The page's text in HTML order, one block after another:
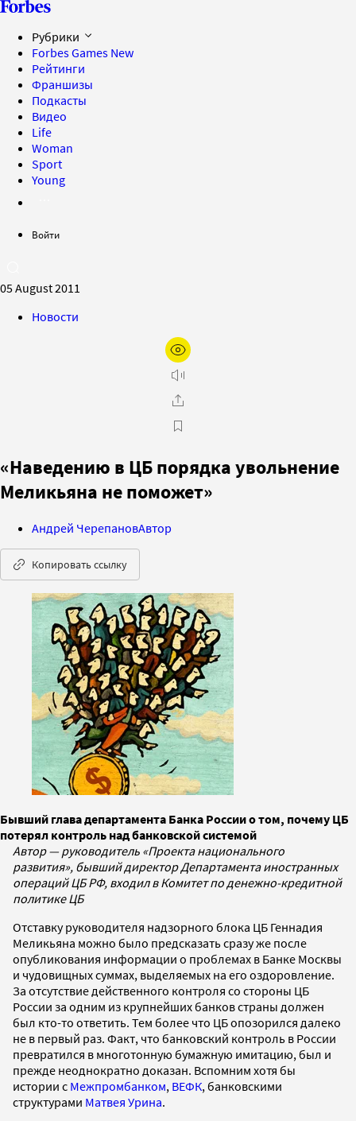
Рубрики
Forbes Games New
Рейтинги
Франшизы
Подкасты
Видео
Life
Woman
Sport
Young
Войти
05 August 2011
Новости
«Наведению в ЦБ порядка увольнение
Меликьяна не поможет»
Андрей ЧерепановАвтор
Копировать ссылку
Бывший глава департамента Банка России о том, почему ЦБ
потерял контроль над банковской системой
Автор — руководитель «Проекта национального
развития», бывший директор Департамента иностранных
операций ЦБ РФ, входил в Комитет по денежно-кредитной
политике ЦБ
Отставку руководителя надзорного блока ЦБ Геннадия
Меликьяна можно было предсказать сразу же после
опубликования информации о проблемах в Банке Москвы
и чудовищных суммах, выделяемых на его оздоровление.
За отсутствие действенного контроля со стороны ЦБ
России за одним из крупнейших банков страны должен
был кто-то ответить. Тем более что ЦБ опозорился далеко
не в первый раз. Факт, что банковский контроль в России
превратился в многотонную бумажную имитацию, был и
прежде неоднократно доказан. Вспомним хотя бы
истории с Межпромбанком, ВЕФК, банковскими
структурами Матвея Урина.